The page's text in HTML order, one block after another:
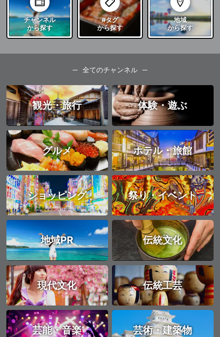
チャンネル
から探す
#タグ
から探す
地域
から探す
全てのチャンネル
観光・旅行 体験・遊ぶ
グルメ ホテル・旅館
ショッピング 祭り・イベント
地域PR 伝統文化
現代文化 伝統工芸
芸能・音楽 芸術・建築物